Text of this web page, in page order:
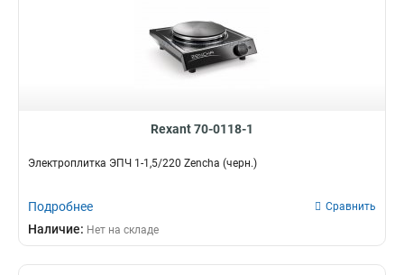
Rexant 70-0118-1
Электроплитка ЭПЧ 1-1,5/220 Zencha (черн.)
Подробнее Сравнить
Наличие: Нет на складе